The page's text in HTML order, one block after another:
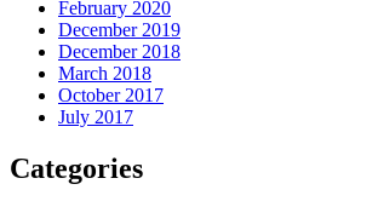
February 2020
December 2019
December 2018
March 2018
October 2017
July 2017
Categories